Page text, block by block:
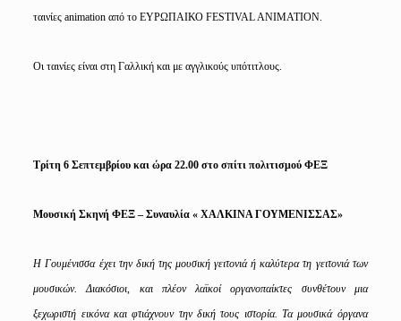
ταινίες animation από το ΕΥΡΩΠΑΙΚΟ FESTIVAL ANIMATION.
Οι ταινίες είναι στη Γαλλική και με αγγλικούς υπότιτλους.
Τρίτη 6 Σεπτεμβρίου και ώρα 22.00 στο σπίτι πολιτισμού ΦΕΞ
Μουσική Σκηνή ΦΕΞ – Συναυλία « ΧΑΛΚΙΝΑ ΓΟΥΜΕΝΙΣΣΑΣ»
Η Γουμένισσα έχει την δική της μουσική γειτονιά ή καλύτερα τη γειτονιά των
μουσικών. Διακόσιοι, και πλέον λαϊκοί οργανοπαίκτες συνθέτουν μια
ξεχωριστή εικόνα και φτιάχνουν την δική τους ιστορία. Τα μουσικά όργανα